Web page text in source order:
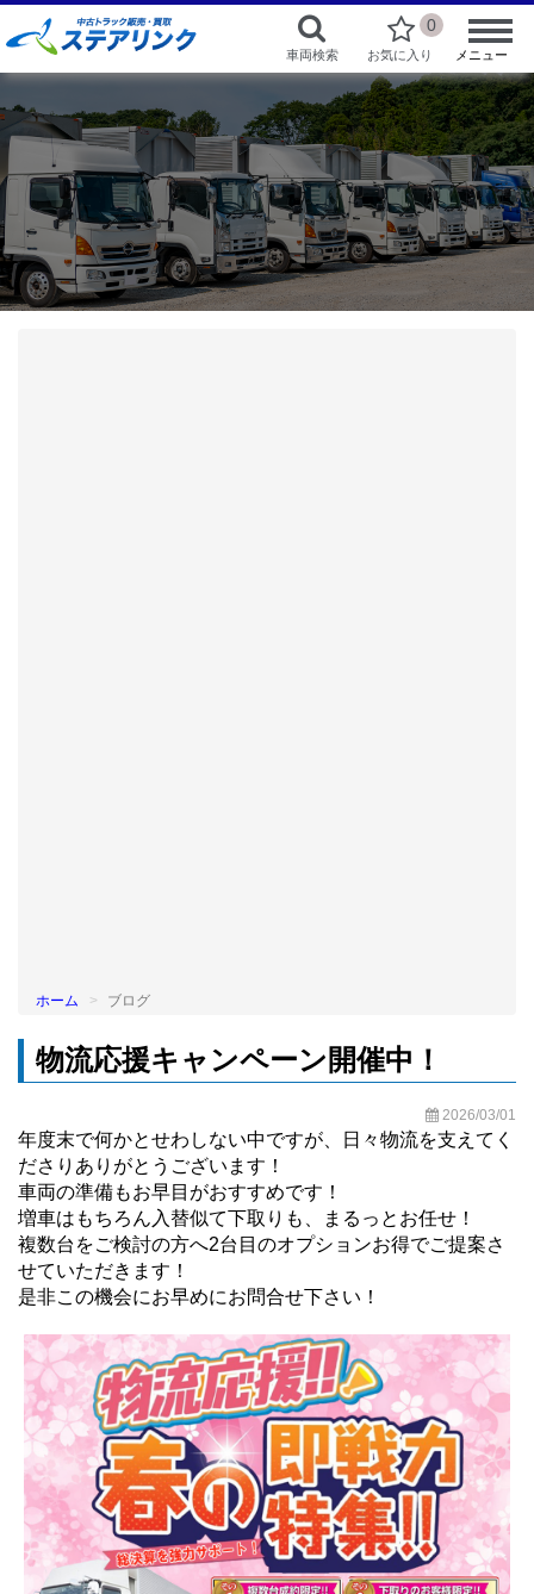
車両検索
0
お気に入り メニュー
ホーム ブログ
物流応援キャンペーン開催中！
2026/03/01
年度末で何かとせわしない中ですが、日々物流を支えてく
ださりありがとうございます！
車両の準備もお早目がおすすめです！
増車はもちろん入替似て下取りも、まるっとお任せ！
複数台をご検討の方へ2台目のオプションお得でご提案さ
せていただきます！
是非この機会にお早めにお問合せ下さい！